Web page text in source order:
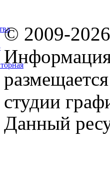
© 2009-
Информация
студии
Данный